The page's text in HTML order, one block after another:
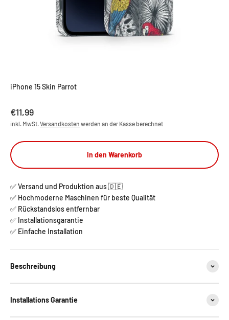
iPhone 15 Skin Parrot
Angebot
€11,99
inkl. MwSt.Versandkosten werden an der Kasse berechnet
In den Warenkorb
✅ Versand und Produktion aus 🇩🇪
✅ Hochmoderne Maschinen für beste Qualität
✅ Rückstandslos entfernbar
✅ Installationsgarantie
✅ Einfache Installation
Beschreibung
Installations Garantie